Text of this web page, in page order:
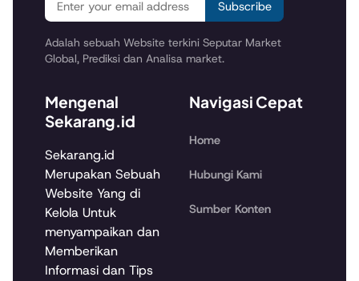
Subscribe
Adalah sebuah Website terkini Seputar Market
Global, Prediksi dan Analisa market.
Mengenal
Sekarang.id
Sekarang.id
Merupakan Sebuah
Website Yang di
Kelola Untuk
menyampaikan dan
Memberikan
Informasi dan Tips
Navigasi Cepat
Home
Hubungi Kami
Sumber Konten